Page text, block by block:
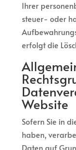
Ihrer
steuer- oder
erfolgt die
Website
Sofern Sie in
haben,
Daten auf